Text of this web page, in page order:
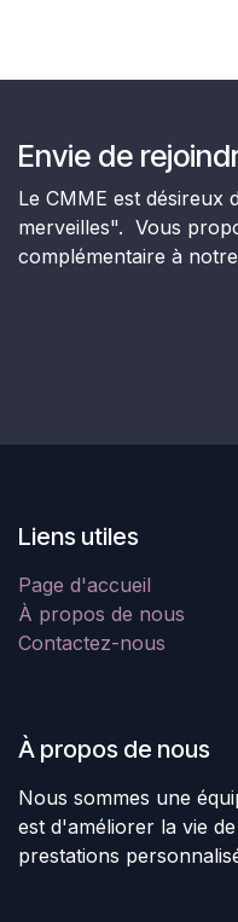
Envie de
Le CMME est désireux
merveilles". Vous
complémentaire à
Liens utiles
Page d'accueil
À propos de nous
Contactez-nous
À propos de nous
Nous sommes une
est d'améliorer la vie
prestations